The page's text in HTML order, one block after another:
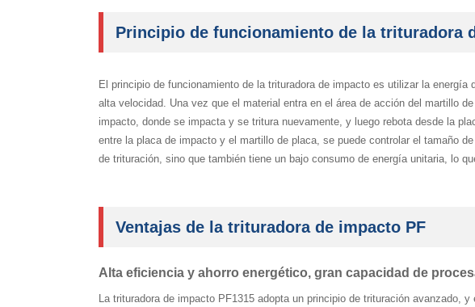
Principio de funcionamiento de la trituradora
El principio de funcionamiento de la trituradora de impacto es utilizar la
alta velocidad. Una vez que el material entra en el área de acción del martillo
impacto, donde se impacta y se tritura nuevamente, y luego rebota desde la
entre la placa de impacto y el martillo de placa, se puede controlar el tamaño
de trituración, sino que también tiene un bajo consumo de energía unitaria, lo
Ventajas de la trituradora de impacto PF
Alta eficiencia y ahorro energético, gran capacidad de
La trituradora de impacto PF1315 adopta un principio de trituración avanzado,